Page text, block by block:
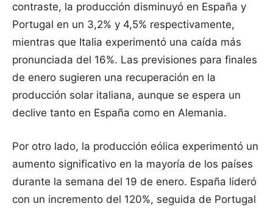
contraste, la producción disminuyó en España y
Portugal en un 3,2% y 4,5% respectivamente,
mientras que Italia experimentó una caída más
pronunciada del 16%. Las previsiones para finales
de enero sugieren una recuperación en la
producción solar italiana, aunque se espera un
declive tanto en España como en Alemania.
Por otro lado, la producción eólica experimentó un
aumento significativo en la mayoría de los países
durante la semana del 19 de enero. España lideró
con un incremento del 120%, seguida de Portugal